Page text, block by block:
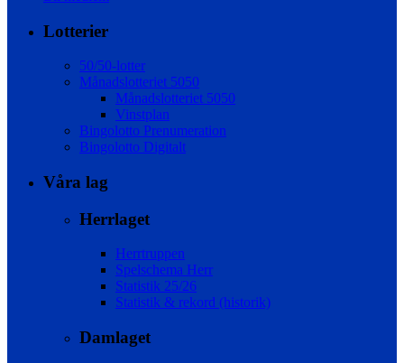
Lotterier
50/50-lotter
Månadslotteriet 5050
Månadslotteriet 5050
Vinstplan
Bingolotto Prenumeration
Bingolotto Digitalt
Våra lag
Herrlaget
Herrtruppen
Spelschema Herr
Statistik 25/26
Statistik & rekord (historik)
Damlaget